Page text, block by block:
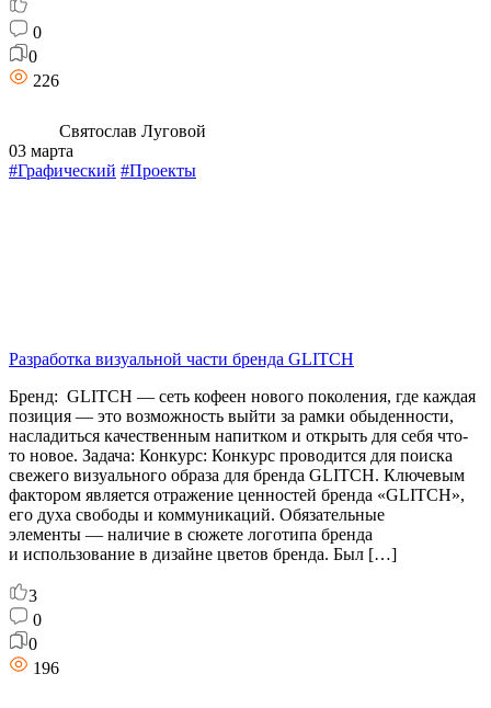
0
0
226
Святослав Луговой
03 марта
#Графический #Проекты
Разработка визуальной части бренда GLITCH
Бренд: GLITCH — сеть кофеен нового поколения, где каждая
позиция — это возможность выйти за рамки обыденности,
насладиться качественным напитком и открыть для себя что-
то новое. Задача: Конкурс: Конкурс проводится для поиска
свежего визуального образа для бренда GLITCH. Ключевым
фактором является отражение ценностей бренда «GLITCH»,
его духа свободы и коммуникаций. Обязательные
элементы — наличие в сюжете логотипа бренда
и использование в дизайне цветов бренда. Был […]
3
0
0
196